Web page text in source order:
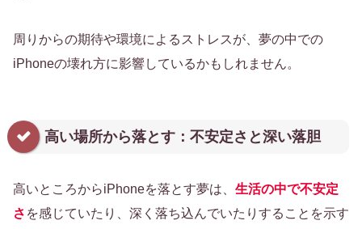
周りからの期待や環境によるストレスが、夢の中での
iPhoneの壊れ方に影響しているかもしれません。
高い場所から落とす：不安定さと深い落胆
高いところからiPhoneを落とす夢は、 生活の中で不安定
さ を感じていたり、深く落ち込んでいたりすることを示す